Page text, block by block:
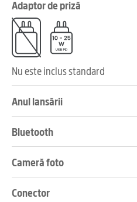
Adaptor de priză
Nu este inclus standard
Anul lansării
Bluetooth
Cameră foto
Conector